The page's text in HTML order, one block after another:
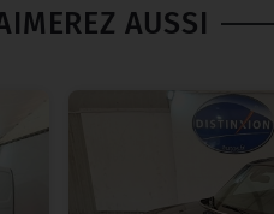
AUSSI